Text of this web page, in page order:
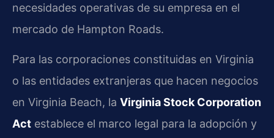
necesidades operativas de su empresa en el
mercado de Hampton Roads.
Para las corporaciones constituidas en Virginia
o las entidades extranjeras que hacen negocios
en Virginia Beach, la Virginia Stock Corporation
Act establece el marco legal para la adopción y